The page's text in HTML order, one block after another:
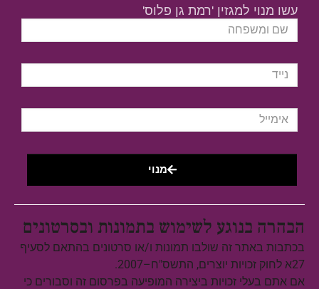
עשו מנוי למגזין 'רמת גן פלוס'
מנוי
הבהרה בנוגע לשימוש בתמונות ובסרטונים
בכתבות באתר זה שולבו תמונות ו/או סרטונים בהתאם לסעיף
27א לחוק זכויות יוצרים, התשס"ח–2007.
אם אתם בעלי זכויות ביצירה המופיעה בפרסום זה וסבורים כי